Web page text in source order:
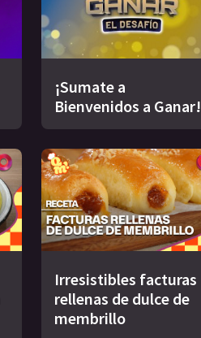
¡Sumate a
Bienvenidos a Ganar!
Irresistibles facturas
rellenas de dulce de
membrillo